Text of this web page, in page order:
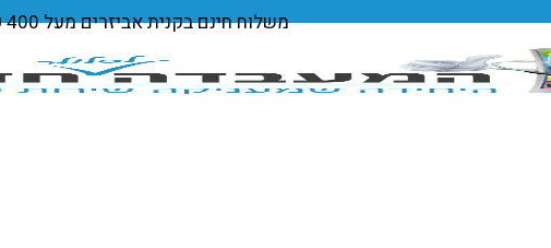
משלוח חינםבקנית אביזרים מעל 400 ₪